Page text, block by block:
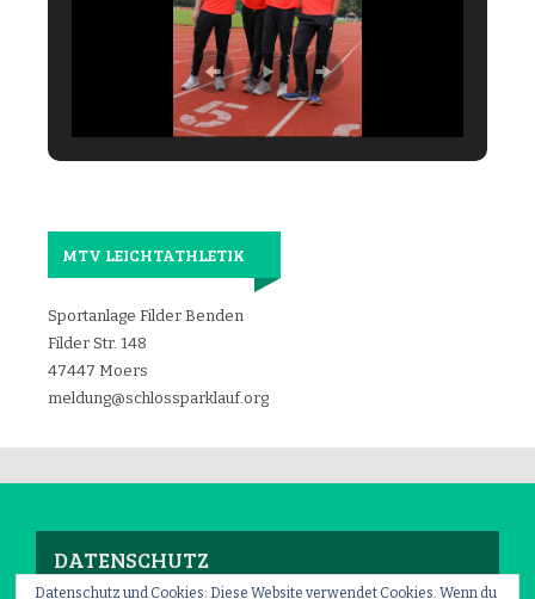
MTV LEICHTATHLETIK
Sportanlage Filder Benden
Filder Str. 148
47447 Moers
meldung@schlossparklauf.org
DATENSCHUTZ
Datenschutz und Cookies: Diese Website verwendet Cookies. Wenn du